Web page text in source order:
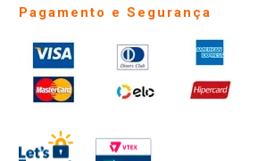
Pagamento e Segurança